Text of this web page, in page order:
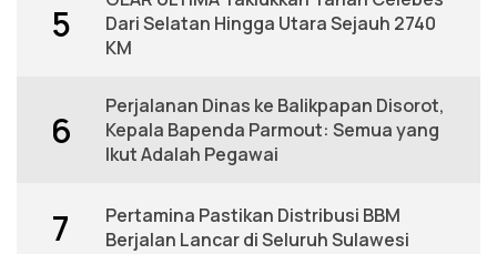
5
Dari Selatan Hingga Utara Sejauh 2740
KM
6
Perjalanan Dinas ke Balikpapan Disorot,
Kepala Bapenda Parmout: Semua yang
Ikut Adalah Pegawai
7
Pertamina Pastikan Distribusi BBM
Berjalan Lancar di Seluruh Sulawesi